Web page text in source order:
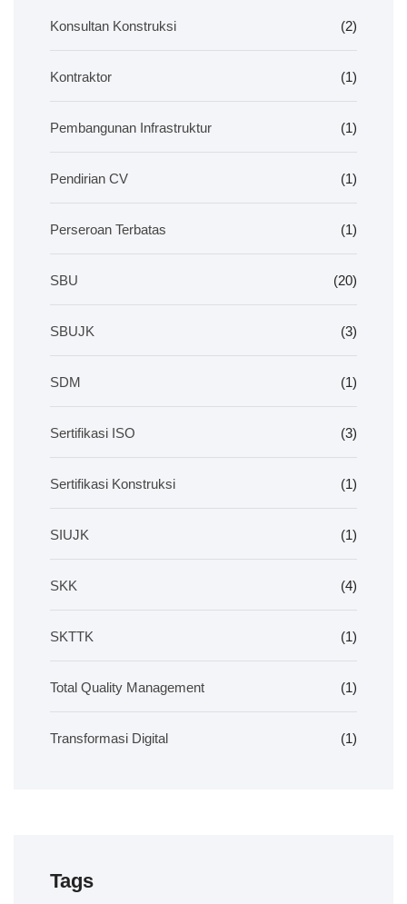
Konsultan Konstruksi (2)
Kontraktor (1)
Pembangunan Infrastruktur (1)
Pendirian CV (1)
Perseroan Terbatas (1)
SBU (20)
SBUJK (3)
SDM (1)
Sertifikasi ISO (3)
Sertifikasi Konstruksi (1)
SIUJK (1)
SKK (4)
SKTTK (1)
Total Quality Management (1)
Transformasi Digital (1)
Tags